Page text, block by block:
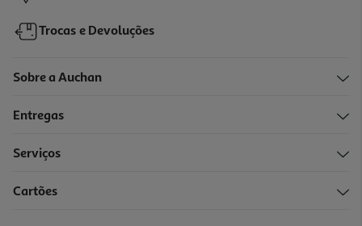
1,99 €
Trocas e Devoluções
Sobre a Auchan
Entregas
Serviços
Cartões